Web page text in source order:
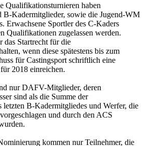
Qualifikationsturnieren haben
B-Kadermitglieder, sowie die Jugend-WM
Erwachsene Sportler des C-Kaders
Qualifikationen zugelassen werden.
das Startrecht für die
wenn diese spätestens bis zum
für Castingsport schriftlich eine
2018 einreichen.
nur DAFV-Mitglieder, deren
sind als die Summe der
letzten B-Kadermitgliedes und Werfer, die
und durch den ACS
kommen nur Teilnehmer, die